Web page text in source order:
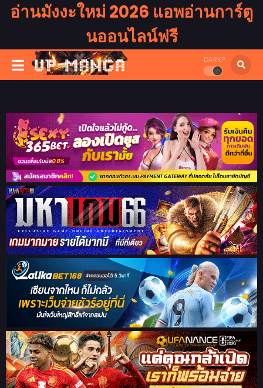
อ่านมังงะใหม่ 2026 แอพอ่านการ์ตู
นออนไลน์ฟรี
DARK?